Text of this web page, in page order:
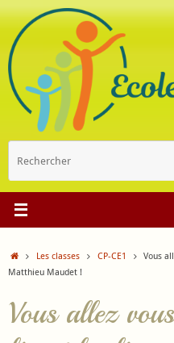
contenu
AccueilLes classes CP-CE1
Vous
Matthieu Maudet !
Vous allez